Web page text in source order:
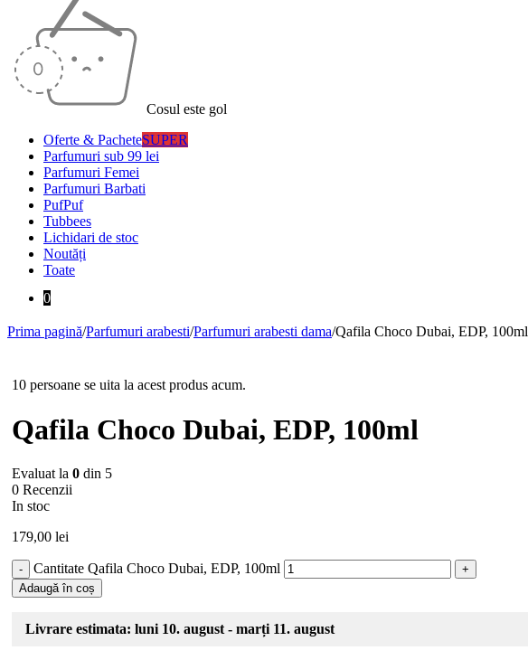
Cosul este gol
Oferte & PacheteSUPER
Parfumuri sub 99 lei
Parfumuri Femei
Parfumuri Barbati
PufPuf
Tubbees
Lichidari de stoc
Noutăți
Toate
0
Prima pagină/Parfumuri arabesti/Parfumuri arabesti dama/Qafila Choco Dubai, EDP, 100ml
10 persoane se uita la acest produs acum.
Qafila Choco Dubai, EDP, 100ml
Evaluat la 0 din 5
0 Recenzii
In stoc
179,00 lei
Cantitate Qafila Choco Dubai, EDP, 100ml
Adaugă în coș
Livrare estimata: luni 10. august - marți 11. august